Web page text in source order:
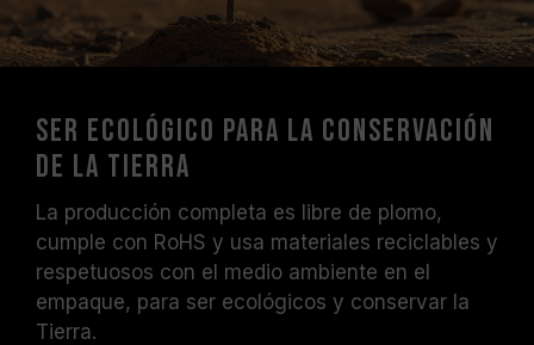
Ser ecológico para la conservación
de la Tierra
La producción completa es libre de plomo,
cumple con RoHS y usa materiales reciclables y
respetuosos con el medio ambiente en el
empaque, para ser ecológicos y conservar la
Tierra.